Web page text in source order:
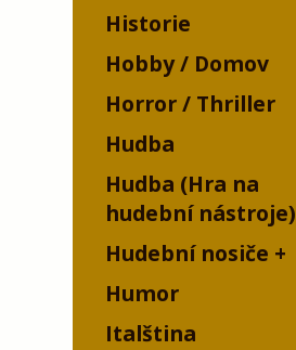
Historie
Hobby / Domov
Horror / Thriller
Hudba
Hudba (Hra na
hudební nástroje)
Hudební nosiče
Humor
Italština